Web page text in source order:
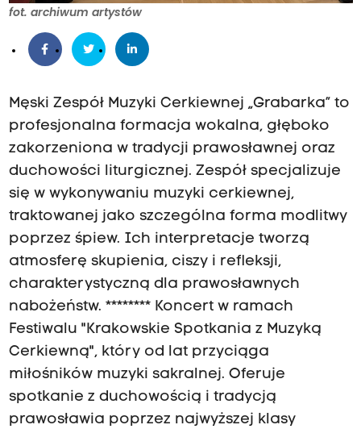
fot. archiwum artystów
Męski Zespół Muzyki Cerkiewnej „Grabarka” to
profesjonalna formacja wokalna, głęboko
zakorzeniona w tradycji prawosławnej oraz
duchowości liturgicznej. Zespół specjalizuje
się w wykonywaniu muzyki cerkiewnej,
traktowanej jako szczególna forma modlitwy
poprzez śpiew. Ich interpretacje tworzą
atmosferę skupienia, ciszy i refleksji,
charakterystyczną dla prawosławnych
nabożeństw. ******** Koncert w ramach
Festiwalu "Krakowskie Spotkania z Muzyką
Cerkiewną", który od lat przyciąga
miłośników muzyki sakralnej. Oferuje
spotkanie z duchowością i tradycją
prawosławia poprzez najwyższej klasy